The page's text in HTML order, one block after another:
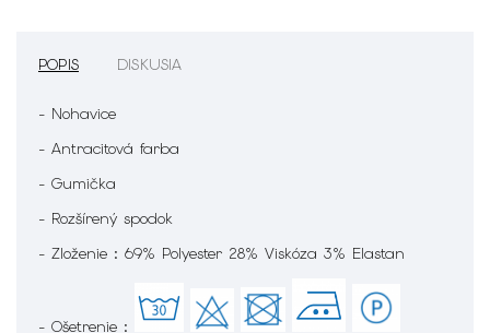
POPIS DISKUSIA
- Nohavice
- Antracitová farba
- Gumička
- Rozšírený spodok
- Zloženie : 69% Polyester 28% Viskóza 3% Elastan
- Ošetrenie :